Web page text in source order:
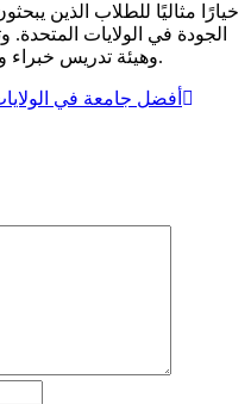
الجودة في الولايات المتحدة.
وهيئة تدريس خبراء ومرافق متطورة وحياة طلابية نشطة.